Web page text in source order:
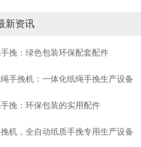
新资讯
挽：绿色包装环保配套配件
手挽机：一体化纸绳手挽生产设备
挽：环保包装的实用配件
机，全自动纸质手挽专用生产设备